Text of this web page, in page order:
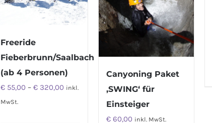
Freeride
Fieberbrunn/Saalbach
(ab 4 Personen)
€ 55,00 –€ 320,00 inkl.
MwSt.
Canyoning Paket
‚SWING‘ für
Einsteiger
€ 60,00 inkl. MwSt.